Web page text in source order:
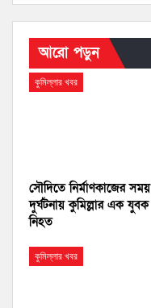
আরো পড়ুন
কুমিল্লার খবর
সৌদিতে নির্মাণকাজের সময়
দুর্ঘটনায় কুমিল্লার এক যুবক
নিহত
কুমিল্লার খবর